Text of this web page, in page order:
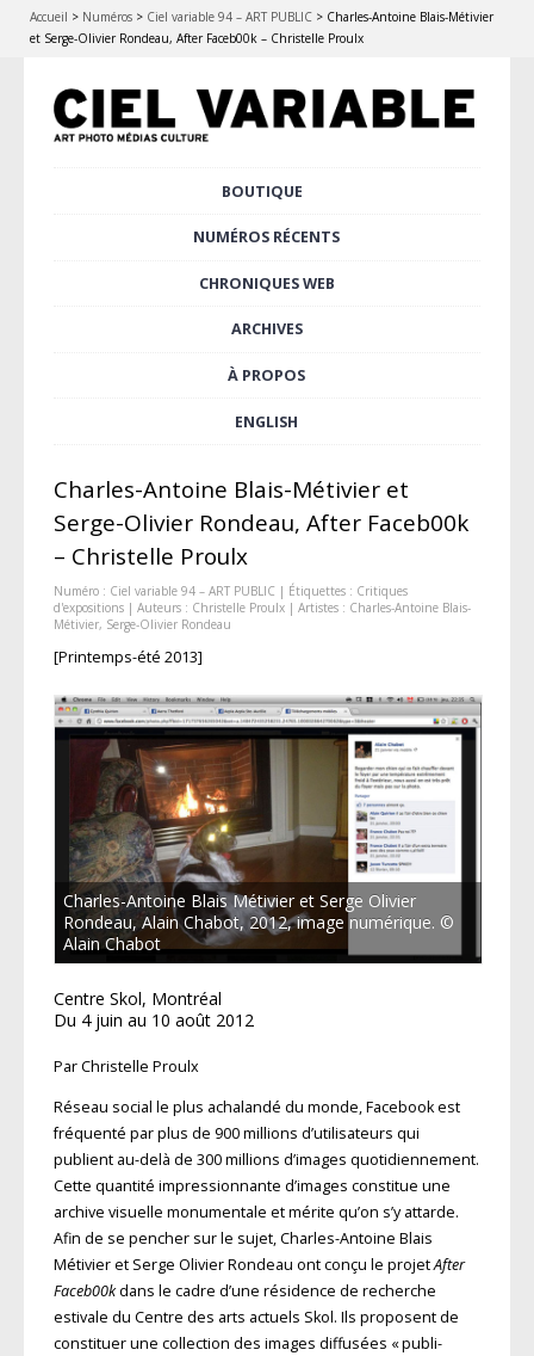
Accueil > Numéros > Ciel variable 94 – ART PUBLIC > Charles-Antoine Blais-Métivier
et Serge-Olivier Rondeau, After Faceb00k – Christelle Proulx
BOUTIQUE
NUMÉROS RÉCENTS
CHRONIQUES WEB
ARCHIVES
À PROPOS
ENGLISH
Charles-Antoine Blais-Métivier et
Serge-Olivier Rondeau, After Faceb00k
– Christelle Proulx
Numéro : Ciel variable 94 – ART PUBLIC | Étiquettes : Critiques
d'expositions| Auteurs : Christelle Proulx| Artistes : Charles-Antoine Blais-
Métivier, Serge-Olivier Rondeau
[Printemps-été 2013]
Charles-Antoine Blais Métivier et Serge ­Olivier
Rondeau, Alain Chabot, 2012, image numérique. ©
Alain Chabot
Centre Skol, Montréal
Du 4 juin au 10 août 2012
Par Christelle Proulx
Réseau social le plus achalandé du monde, Facebook est
fréquenté par plus de 900 millions d’utilisateurs qui
publient au-delà de 300 millions d’images quotidiennement.
Cette quantité impressionnante d’images constitue une
archive visuelle monumentale et mérite qu’on s’y attarde.
Afin de se pencher sur le sujet, Charles-Antoine Blais
Métivier et Serge ­Olivier Rondeau ont conçu le projetAfter
Faceb00kdans le cadre d’une résidence de recherche
estivale du Centre des arts actuels Skol. Ils proposent de
constituer une collection des images diffusées « publi­